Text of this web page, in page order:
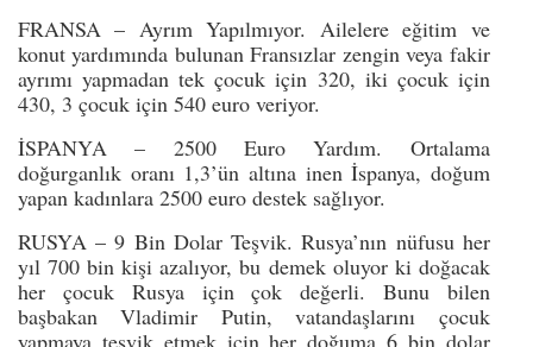
FRANSA – Ayrım Yapılmıyor. Ailelere eğitim ve
konut yardımında bulunan Fransızlar zengin veya fakir
ayrımı yapmadan tek çocuk için 320, iki çocuk için
430, 3 çocuk için 540 euro veriyor.
İSPANYA – 2500 Euro Yardım. Ortalama
doğurganlık oranı 1,3’ün altına inen İspanya, doğum
yapan kadınlara 2500 euro destek sağlıyor.
RUSYA – 9 Bin Dolar Teşvik. Rusya’nın nüfusu her
yıl 700 bin kişi azalıyor, bu demek oluyor ki doğacak
her çocuk Rusya için çok değerli. Bunu bilen
başbakan Vladimir Putin, vatandaşlarını çocuk
yapmaya teşvik etmek için her doğuma 6 bin dolar